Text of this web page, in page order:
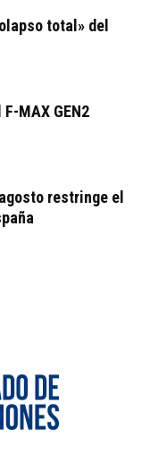
total» del
MAX GEN2
restringe el